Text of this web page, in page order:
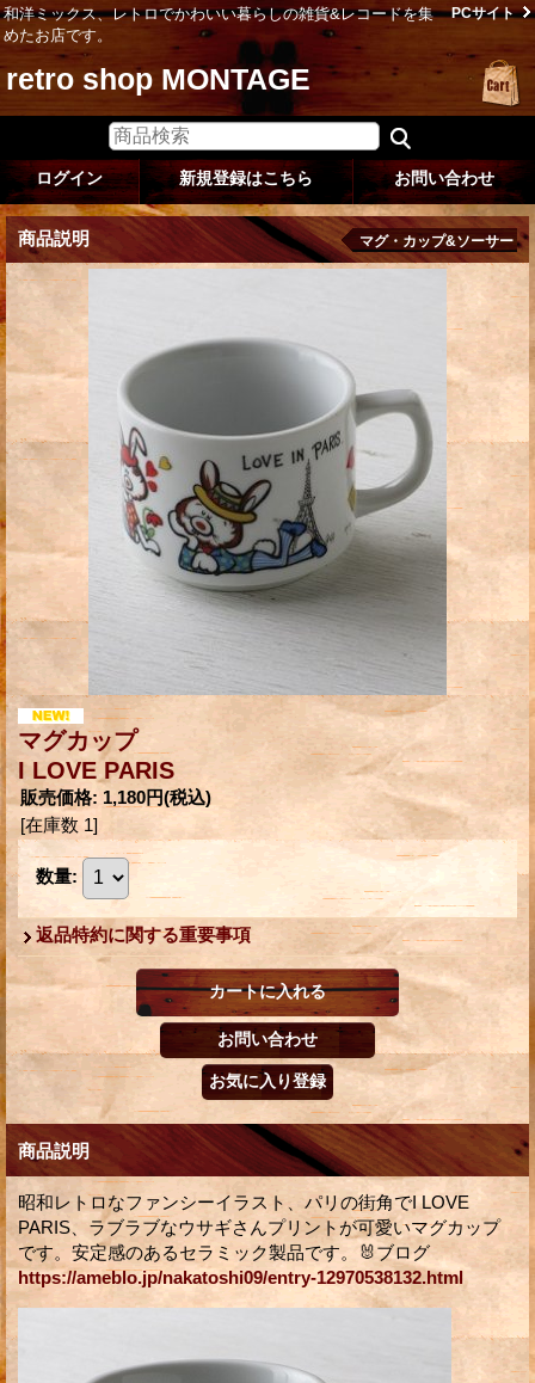
和洋ミックス、レトロでかわいい暮らしの雑貨&レコードを集
めたお店です。
PCサイト
retro shop MONTAGE
ログイン 新規登録はこちら お問い合わせ
商品説明 マグ・カップ&ソーサー
マグカップ
I LOVE PARIS
販売価格: 1,180円(税込)
[在庫数 1]
数量:
返品特約に関する重要事項
商品説明
昭和レトロなファンシーイラスト、パリの街角でI LOVE
PARIS、ラブラブなウサギさんプリントが可愛いマグカップ
です。安定感のあるセラミック製品です。🐰ブログ
https://ameblo.jp/nakatoshi09/entry-12970538132.html